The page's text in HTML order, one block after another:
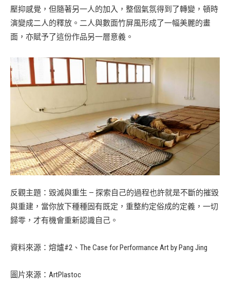
壓抑感覺，但隨著另一人的加入，整個氣氛得到了轉變，頓時
演變成二人的釋放。二人與數面竹屏風形成了一幅美麗的畫
面，亦賦予了這份作品另一層意義。
反觀主題：毀滅與重生 — 探索自己的過程也許就是不斷的摧毀
與重建，當你放下種種固有既定，重整約定俗成的定義，一切
歸零，才有機會重新認識自己。
資料來源：熔爐#2、The Case for Performance Art by Pang Jing
圖片來源：ArtPlastoc